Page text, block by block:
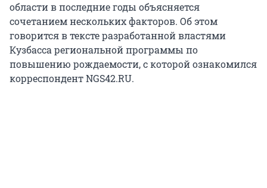
области в последние годы объясняется
сочетанием нескольких факторов. Об этом
говорится в тексте разработанной властями
Кузбасса региональной программы по
повышению рождаемости, с которой ознакомился
корреспондент NGS42.RU.